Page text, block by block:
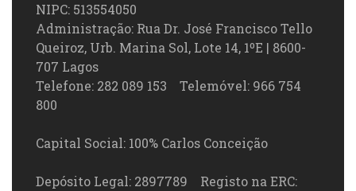
NIPC: 513554050
Administração: Rua Dr. José Francisco Tello
Queiroz, Urb. Marina Sol, Lote 14, 1ºE | 8600-
707 Lagos
Telefone: 282 089 153 Telemóvel: 966 754
800
Capital Social: 100% Carlos Conceição
Depósito Legal: 2897789 Registo na ERC: